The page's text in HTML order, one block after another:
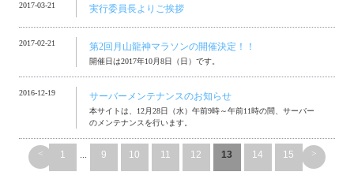
2017-03-21 実行委員長よりご挨拶
2017-02-21 第2回月山龍神マラソンの開催決定！！
開催日は2017年10月8日（日）です。
2016-12-19 サーバーメンテナンスのお知らせ
本サイトは、12月28日（水）午前9時～午前11時の間、サーバー
のメンテナンスを行います。
< 1 ... 9 10 11 12 13 14 15 >